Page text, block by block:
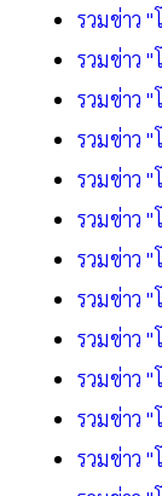
รวมข่าว
รวมข่าว
รวมข่าว
รวมข่าว
รวมข่าว
รวมข่าว
รวมข่าว
รวมข่าว
รวมข่าว
รวมข่าว
รวมข่าว
รวมข่าว